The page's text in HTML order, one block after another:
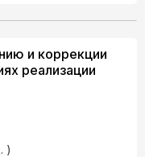
и коррекции
реализации
)